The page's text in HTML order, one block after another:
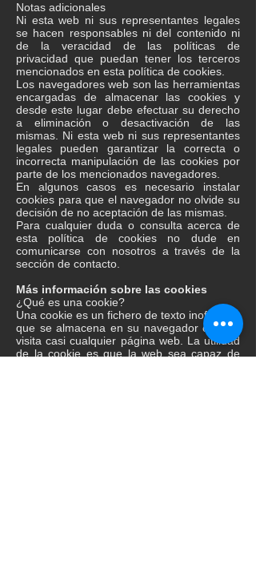
Notas adicionales
Ni esta web ni sus representantes legales
se hacen responsables ni del contenido ni
de la veracidad de las políticas de
privacidad que puedan tener los terceros
mencionados en esta política de cookies.
Los navegadores web son las herramientas
encargadas de almacenar las cookies y
desde este lugar debe efectuar su derecho
a eliminación o desactivación de las
mismas. Ni esta web ni sus representantes
legales pueden garantizar la correcta o
incorrecta manipulación de las cookies por
parte de los mencionados navegadores.
En algunos casos es necesario instalar
cookies para que el navegador no olvide su
decisión de no aceptación de las mismas.
Para cualquier duda o consulta acerca de
esta política de cookies no dude en
comunicarse con nosotros a través de la
sección de contacto.
Más información sobre las cookies
¿Qué es una cookie?
Una cookie es un fichero de texto inofensivo
que se almacena en su navegador cuando
visita casi cualquier página web. La utilidad
de la cookie es que la web sea capaz de